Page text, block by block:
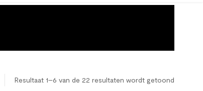
Resultaat 1–6 van de 22 resultaten wordt getoond